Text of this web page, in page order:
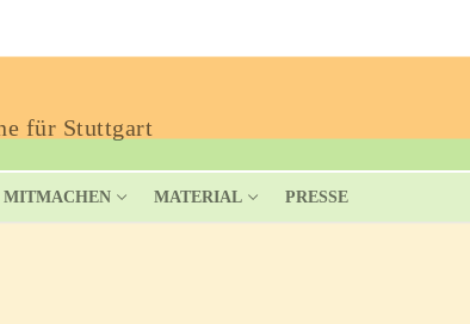
für Stuttgart
MITMACHEN MATERIAL PRESSE